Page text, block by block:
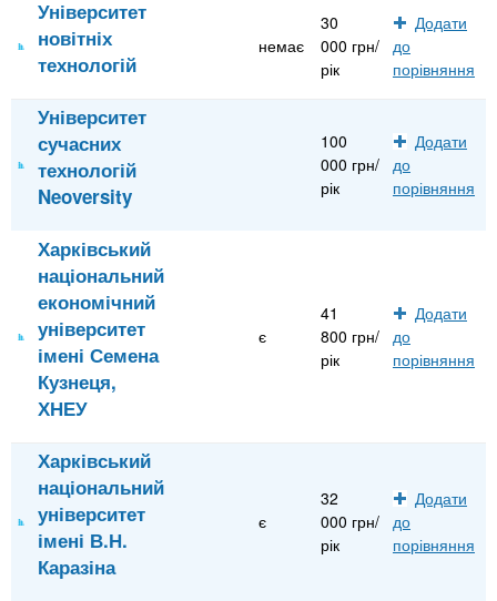
Університет
новітніх
технологій
немає
30
000 грн/
рік
Додати
до
порівняння
Університет
сучасних
технологій
Neoversity
100
000 грн/
рік
Додати
до
порівняння
Харківський
національний
економічний
університет
імені Семена
Кузнеця,
ХНЕУ
є
41
800 грн/
рік
Додати
до
порівняння
Харківський
національний
університет
імені В.Н.
Каразіна
є
32
000 грн/
рік
Додати
до
порівняння